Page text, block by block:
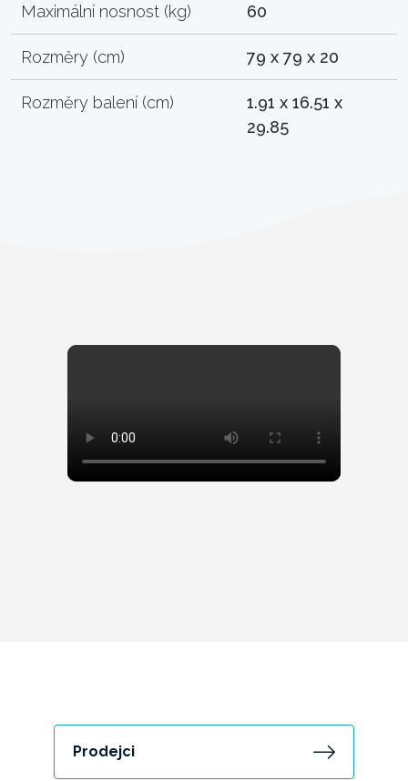
Maximální nosnost (kg) 60
Rozměry (cm) 79 x 79 x 20
Rozměry balení (cm)
1.91 x 16.51 x
29.85
Prodejci